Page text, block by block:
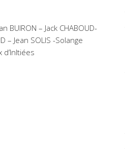
BUIRON – Jack CHABOUD-
– Jean SOLIS -Solange
d’InItiées